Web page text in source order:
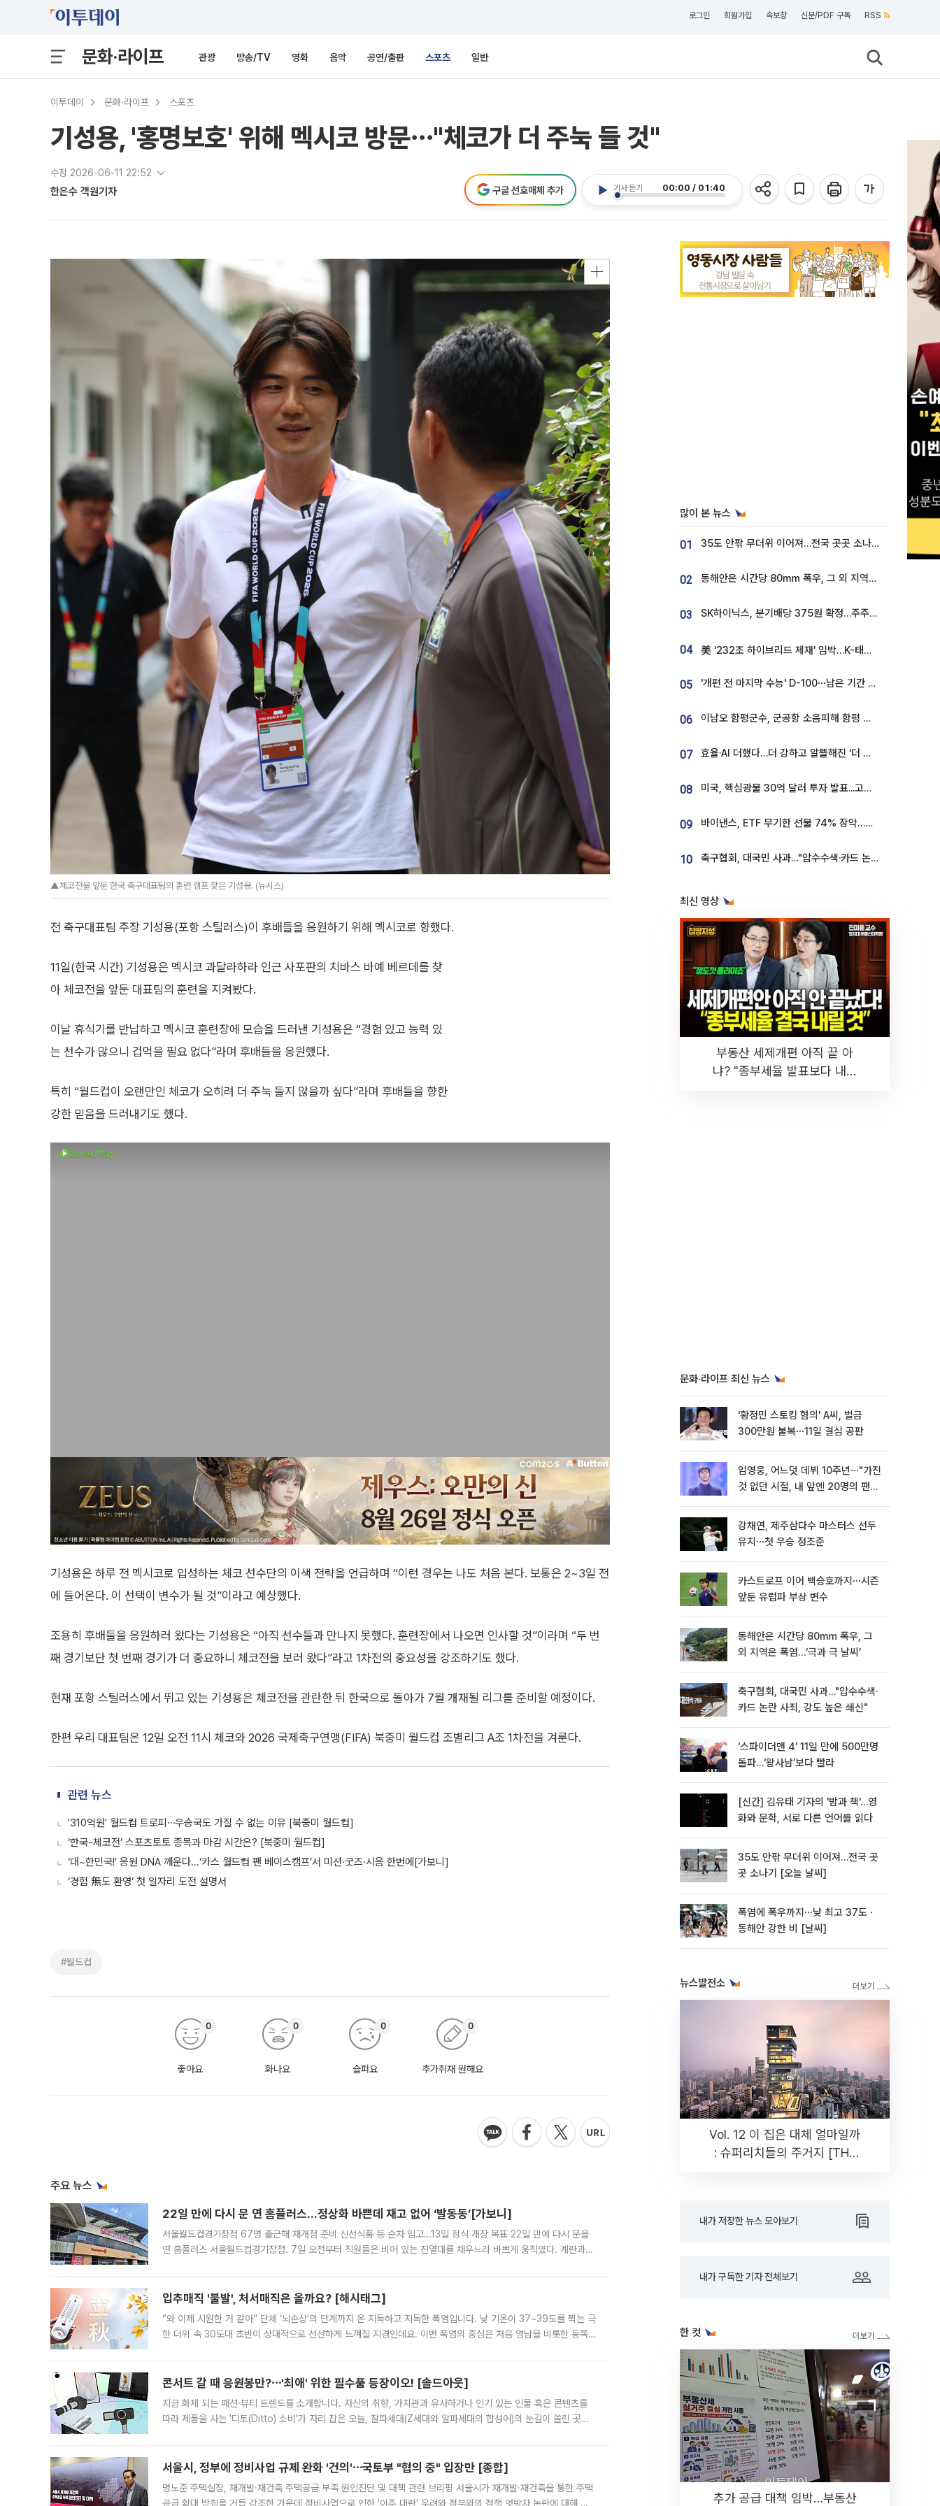
로그인 회원가입 속보창 신문/PDF 구독 RSS
문화·라이프 관광 방송/TV 영화 음악 공연/출판 스포츠 일반
이투데이 문화·라이프 스포츠
기성용, '홍명보호' 위해 멕시코 방문⋯"체코가 더 주눅 들 것"
수정 2026-06-11 22:52
한은수 객원기자 기사 듣기 00:00 / 01:40
구글 선호매체 추가
▲체코전을 앞둔 한국 축구대표팀의 훈련 캠프 찾은 기성용. (뉴시스)
전 축구대표팀 주장 기성용(포항 스틸러스)이 후배들을 응원하기 위해 멕시코로 향했다.
11일(한국 시간) 기성용은 멕시코 과달라하라 인근 사포판의 치바스 바예 베르데를 찾
아 체코전을 앞둔 대표팀의 훈련을 지켜봤다.
이날 휴식기를 반납하고 멕시코 훈련장에 모습을 드러낸 기성용은 “경험 있고 능력 있
는 선수가 많으니 겁먹을 필요 없다”라며 후배들을 응원했다.
특히 “월드컵이 오랜만인 체코가 오히려 더 주눅 들지 않을까 싶다”라며 후배들을 향한
강한 믿음을 드러내기도 했다.
기성용은 하루 전 멕시코로 입성하는 체코 선수단의 이색 전략을 언급하며 “이런 경우는 나도 처음 본다. 보통은 2~3일 전
에 들어온다. 이 선택이 변수가 될 것”이라고 예상했다.
조용히 후배들을 응원하러 왔다는 기성용은 “아직 선수들과 만나지 못했다. 훈련장에서 나오면 인사할 것”이라며 “두 번
째 경기보단 첫 번째 경기가 더 중요하니 체코전을 보러 왔다”라고 1차전의 중요성을 강조하기도 했다.
현재 포항 스틸러스에서 뛰고 있는 기성용은 체코전을 관란한 뒤 한국으로 돌아가 7월 개재될 리그를 준비할 예정이다.
한편 우리 대표팀은 12일 오전 11시 체코와 2026 국제축구연맹(FIFA) 북중미 월드컵 조별리그 A조 1차전을 겨룬다.
관련 뉴스
'310억원' 월드컵 트로피⋯우승국도 가질 수 없는 이유 [북중미 월드컵]
‘한국-체코전’ 스포츠토토 종목과 마감 시간은? [북중미 월드컵]
‘대~한민국!’ 응원 DNA 깨운다...‘카스 월드컵 팬 베이스캠프’서 미션·굿즈·시음 한번에[가보니]
‘경험 無도 환영’ 첫 일자리 도전 설명서
#월드컵
좋아요
0
화나요
0
슬퍼요
0
추가취재 원해요
0
주요 뉴스
22일 만에 다시 문 연 홈플러스…정상화 바쁜데 재고 없어 ‘발동동’[가보니]
서울월드컵경기장점 67명 출근해 재개점 준비 신선식품 등 순차 입고…13일 정식 개장 목표 22일 만에 다시 문을
연 홈플러스 서울월드컵경기장점. 7일 오전부터 직원들은 비어 있는 진열대를 채우느라 바쁘게 움직였다. 계란과
입추매직 '불발', 처서매직은 올까요? [해시태그]
“와 이제 시원한 거 같아” 단체 ‘뇌손상’의 단계까지 온 지독하고 지독한 폭염입니다. 낮 기온이 37~39도를 찍는 극
한 더위 속 30도대 초반이 상대적으로 선선하게 느껴질 지경인데요. 이번 폭염의 중심은 처음 영남을 비롯한 동쪽
콘서트 갈 때 응원봉만?⋯'최애' 위한 필수품 등장이오! [솔드아웃]
지금 화제 되는 패션·뷰티 트렌드를 소개합니다. 자신의 취향, 가치관과 유사하거나 인기 있는 인물 혹은 콘텐츠를
따라 제품을 사는 '디토(Ditto) 소비'가 자리 잡은 오늘, 잘파세대(Z세대와 알파세대의 합성어)의 눈길이 쏠린 곳은
서울시, 정부에 정비사업 규제 완화 '건의'⋯국토부 "협의 중" 입장만 [종합]
명노준 주택실장, 재개발·재건축 주택공급 부족 원인진단 및 대책 관련 브리핑 서울시가 재개발·재건축을 통한 주택
공급 확대 방침을 거듭 강조한 가운데 정비사업으로 인한 '이주 대란' 우려와 정부와의 정책 엇박자 논란에 대해 정
많이 본 뉴스
01 35도 안팎 무더위 이어져…전국 곳곳 소나기 [오늘 날씨]
02 동해안은 시간당 80㎜ 폭우, 그 외 지역은 폭염…‘극과 극 날씨’
03 SK하이닉스, 분기배당 375원 확정…주주환원책 9월로 앞당겨 발표
04 美 ‘232조 하이브리드 제재’ 임박…K-태양광, 불확실성 털고 날개 다나
05 '개편 전 마지막 수능' D-100⋯남은 기간 성적 올릴 전략은
06 이남오 함평군수, 군공항 소음피해 함평 보상 요구
07 효율·AI 더했다…더 강하고 알뜰해진 ‘더 뉴 그랜저 하이브리드’ [ET의 모빌리티]
08 미국, 핵심광물 30억 달러 투자 발표...고려아연 대미투자 언급
09 바이낸스, ETF 무기한 선물 74% 장악…한국 레버리지 ETF 거래 급증 [e가상자산]
10 축구협회, 대국민 사과…"압수수색·카드 논란 사죄, 강도 높은 쇄신"
최신 영상
부동산 세제개편 아직 끝 아
냐? "종부세율 발표보다 내릴
문화·라이프 최신 뉴스
'황정민 스토킹 혐의' A씨, 벌금
300만원 불복⋯11일 결심 공판
임영웅, 어느덧 데뷔 10주년⋯"가진
것 없던 시절, 내 앞엔 20명의 팬
강채연, 제주삼다수 마스터스 선두
유지⋯첫 우승 정조준
카스트로프 이어 백승호까지⋯시즌
앞둔 유럽파 부상 변수
동해안은 시간당 80㎜ 폭우, 그
외 지역은 폭염…‘극과 극 날씨’
축구협회, 대국민 사과…"압수수색·
카드 논란 사죄, 강도 높은 쇄신"
‘스파이더맨 4’ 11일 만에 500만명
돌파…‘왕사남’보다 빨라
[신간] 김유태 기자의 '밤과 책'…영
화와 문학, 서로 다른 언어를 읽다
35도 안팎 무더위 이어져…전국 곳
곳 소나기 [오늘 날씨]
폭염에 폭우까지⋯낮 최고 37도ㆍ
동해안 강한 비 [날씨]
뉴스발전소
Vol. 12 이 집은 대체 얼마일까
: 슈퍼리치들의 주거지 [THE
내가 저장한 뉴스 모아보기
내가 구독한 기자 전체보기
한 컷
추가 공급 대책 임박…부동산